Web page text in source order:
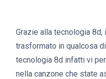
Grazie alla tecnologia
trasformato in qualcosa
tecnologia 8d infatti vi
nella canzone che state